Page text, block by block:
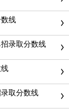
线
录取分数线
取分数线